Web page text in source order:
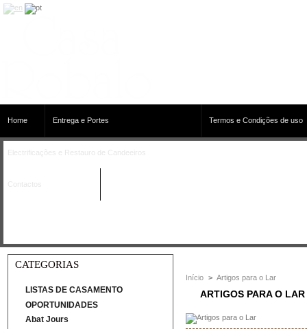
Home Entrega e Portes Termos e Condições de uso
Electrificações e Restauro de Candeeiros
Contactos
CATEGORIAS
LISTAS DE CASAMENTO
OPORTUNIDADES
Abat Jours
Início > Artigos para o Lar
ARTIGOS PARA O